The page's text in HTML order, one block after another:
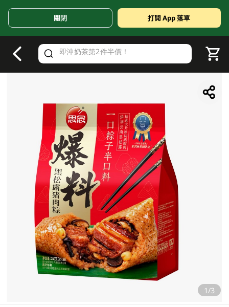
Valid Until 30 June 2026
關閉 打開 App 落單
1/3